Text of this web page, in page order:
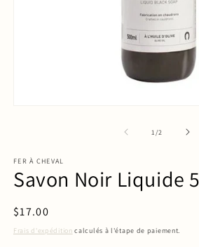
1 /de2
FER À CHEVAL
Savon Noir Liquide
Prix
habituel
$17.00
Frais d'expédition calculés à l'étape de paiement.